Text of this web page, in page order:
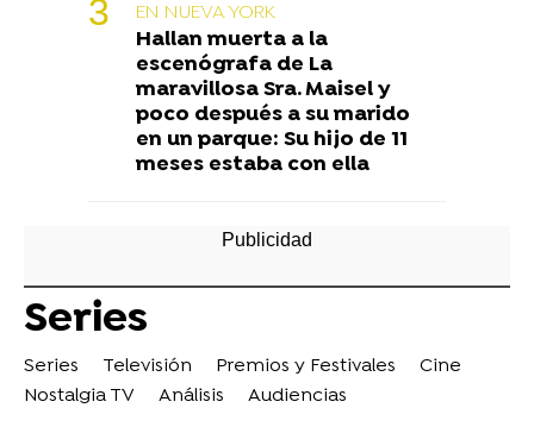
EN NUEVA YORK
Hallan muerta a la
escenógrafa de La
maravillosa Sra. Maisel y
poco después a su marido
en un parque: Su hijo de 11
meses estaba con ella
Series
Series Televisión Premios y Festivales
Cine
Nostalgia TV
Análisis Audiencias